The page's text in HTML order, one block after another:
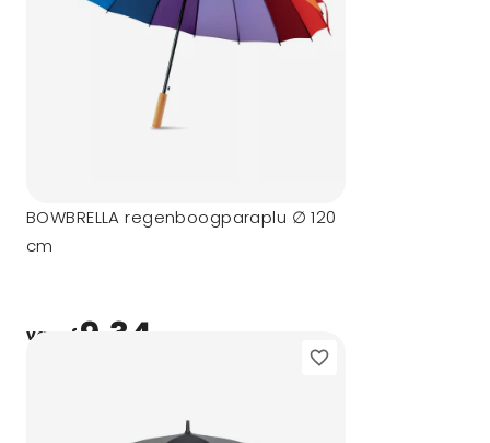
BOWBRELLA regenboogparaplu ∅ 120
cm
vanaf 9,34